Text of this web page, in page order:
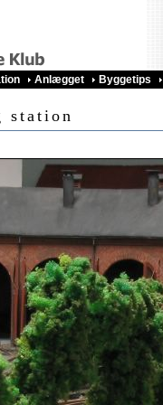
Anlægget Byggetips
station